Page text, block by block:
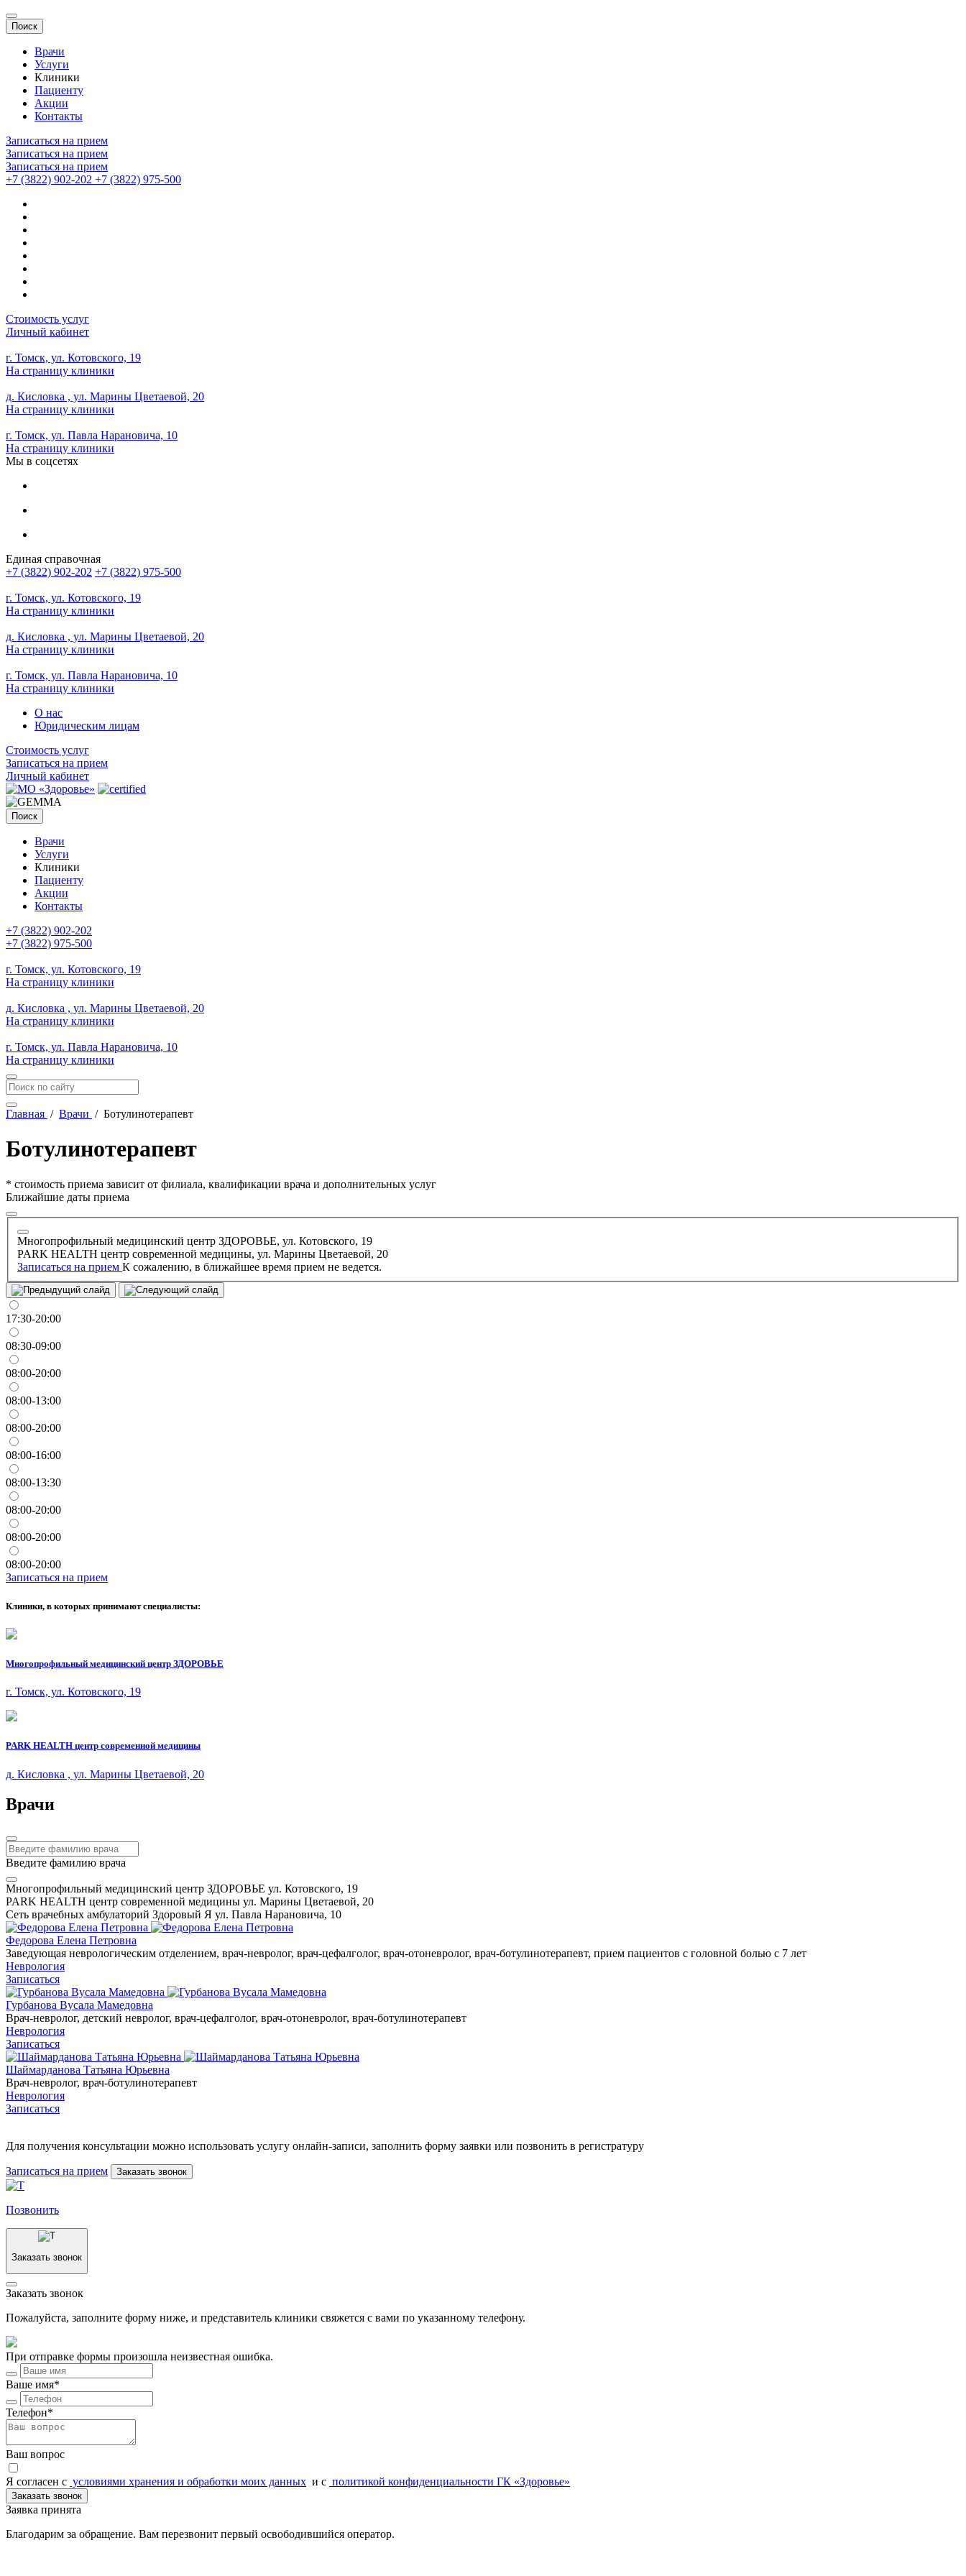
Поиск
Врачи
Услуги
Клиники
Пациенту
Акции
Контакты
Записаться на прием
Записаться на прием
Записаться на прием
+7 (3822) 902-202 +7 (3822) 975-500
Стоимость услуг
Личный кабинет
г. Томск, ул. Котовского, 19
На страницу клиники
д. Кисловка , ул. Марины Цветаевой, 20
На страницу клиники
г. Томск, ул. Павла Нарановича, 10
На страницу клиники
Мы в соцсетях
Единая справочная
+7 (3822) 902-202 +7 (3822) 975-500
г. Томск, ул. Котовского, 19
На страницу клиники
д. Кисловка , ул. Марины Цветаевой, 20
На страницу клиники
г. Томск, ул. Павла Нарановича, 10
На страницу клиники
О нас
Юридическим лицам
Стоимость услуг
Записаться на прием
Личный кабинет
Поиск
Врачи
Услуги
Клиники
Пациенту
Акции
Контакты
+7 (3822) 902-202
+7 (3822) 975-500
г. Томск, ул. Котовского, 19
На страницу клиники
д. Кисловка , ул. Марины Цветаевой, 20
На страницу клиники
г. Томск, ул. Павла Нарановича, 10
На страницу клиники
Главная / Врачи / Ботулинотерапевт
Ботулинотерапевт
* стоимость приема зависит от филиала, квалификации врача и дополнительных услуг
Ближайшие даты приема
Многопрофильный медицинский центр ЗДОРОВЬЕ, ул. Котовского, 19
PARK HEALTH центр современной медицины, ул. Марины Цветаевой, 20
Записаться на прием К сожалению, в ближайшее время прием не ведется.
17:30-20:00
08:30-09:00
08:00-20:00
08:00-13:00
08:00-20:00
08:00-16:00
08:00-13:30
08:00-20:00
08:00-20:00
08:00-20:00
Записаться на прием
Клиники, в которых принимают специалисты:
Многопрофильный медицинский центр ЗДОРОВЬЕ
г. Томск, ул. Котовского, 19
PARK HEALTH центр современной медицины
д. Кисловка , ул. Марины Цветаевой, 20
Врачи
Введите фамилию врача
Многопрофильный медицинский центр ЗДОРОВЬЕ ул. Котовского, 19
PARK HEALTH центр современной медицины ул. Марины Цветаевой, 20
Сеть врачебных амбулаторий Здоровый Я ул. Павла Нарановича, 10
Федорова Елена Петровна
Заведующая неврологическим отделением, врач-невролог, врач-цефалголог, врач-отоневролог, врач-ботулинотерапевт, прием пациентов с головной болью с 7 лет
Неврология
Записаться
Гурбанова Вусала Мамедовна
Врач-невролог, детский невролог, врач-цефалголог, врач-отоневролог, врач-ботулинотерапевт
Неврология
Записаться
Шаймарданова Татьяна Юрьевна
Врач-невролог, врач-ботулинотерапевт
Неврология
Записаться
Для получения консультации можно использовать услугу онлайн-записи, заполнить форму заявки или позвонить в регистратуру
Записаться на прием Заказать звонок
Позвонить
Заказать звонок
Заказать звонок
Пожалуйста, заполните форму ниже, и представитель клиники свяжется с вами по указанному телефону.
При отправке формы произошла неизвестная ошибка.
Ваше имя*
Телефон*
Ваш вопрос
Я согласен c условиями хранения и обработки моих данных и с политикой конфиденциальности ГК «Здоровье»
Заказать звонок
Заявка принята
Благодарим за обращение. Вам перезвонит первый освободившийся оператор.